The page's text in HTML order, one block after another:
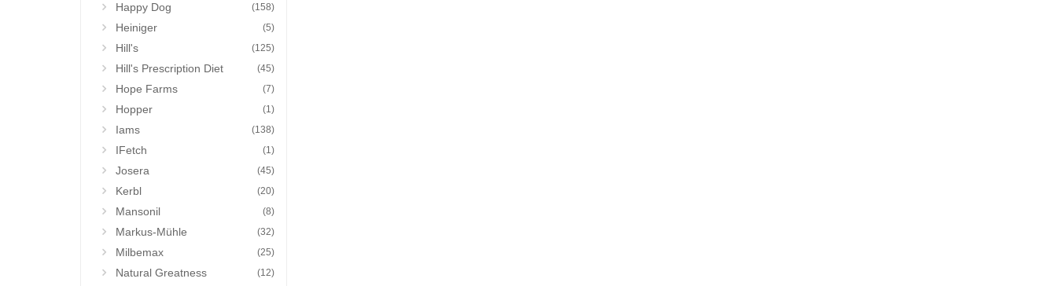
Happy Dog (158)
Heiniger (5)
Hill's (125)
Hill's Prescription Diet (45)
Hope Farms (7)
Hopper (1)
Iams (138)
IFetch (1)
Josera (45)
Kerbl (20)
Mansonil (8)
Markus-Mühle (32)
Milbemax (25)
Natural Greatness (12)